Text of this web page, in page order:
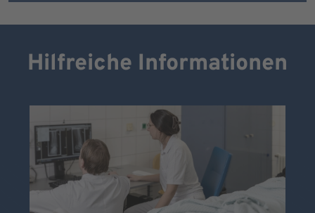
Hilfreiche Informationen